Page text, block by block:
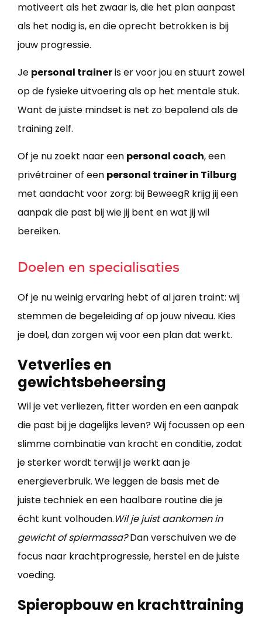
motiveert als het zwaar is, die het plan aanpast
als het nodig is, en die oprecht betrokken is bij
jouw progressie.
Je personal traineris er voor jou en stuurt zowel
op de fysieke uitvoering als op het mentale stuk.
Want de juiste mindset is net zo bepalend als de
training zelf.
Of je nu zoekt naar een personal coach, een
privétrainer of een personal trainer in Tilburg
met aandacht voor zorg: bij BeweegR krijg jij een
aanpak die past bij wie jij bent en wat jij wil
bereiken.
Doelen en specialisaties
Of je nu weinig ervaring hebt of al jaren traint: wij
stemmen de begeleiding af op jouw niveau. Kies
je doel, dan zorgen wij voor een plan dat werkt.
Vetverlies en
gewichtsbeheersing
Wil je vet verliezen, fitter worden en een aanpak
die past bij je dagelijks leven? Wij focussen op een
slimme combinatie van kracht en conditie, zodat
je sterker wordt terwijl je werkt aan je
energieverbruik. We leggen de basis met de
juiste techniek en een haalbare routine die je
écht kunt volhouden.Wil je juist aankomen in
gewicht of spiermassa?Dan verschuiven we de
focus naar krachtprogressie, herstel en de juiste
voeding.
Spieropbouw en krachttraining